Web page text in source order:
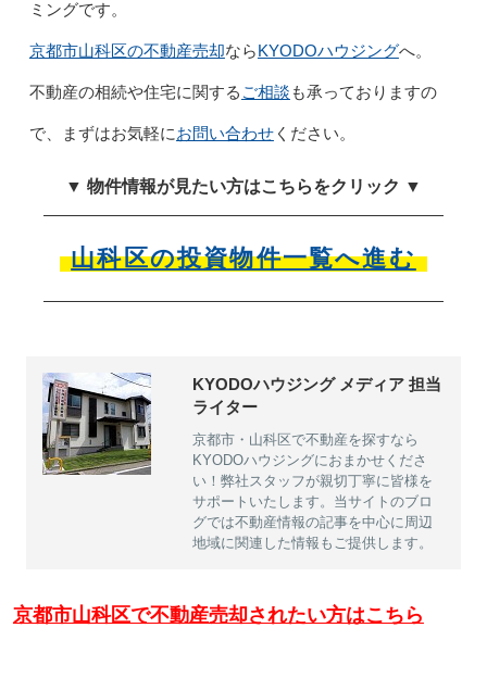
ミングです。
京都市山科区の不動産売却ならKYODOハウジングへ。
不動産の相続や住宅に関する ご相談 も承っておりますの
で、まずはお気軽にお問い合わせください。
▼ 物件情報が見たい方はこちらをクリック ▼
山科区の投資物件一覧へ進む
KYODOハウジング メディア 担当
ライター
京都市・山科区で不動産を探すなら
KYODOハウジングにおまかせくださ
い！弊社スタッフが親切丁寧に皆様を
サポートいたします。当サイトのブロ
グでは不動産情報の記事を中心に周辺
地域に関連した情報もご提供します。
京都市山科区で不動産売却されたい方はこちら